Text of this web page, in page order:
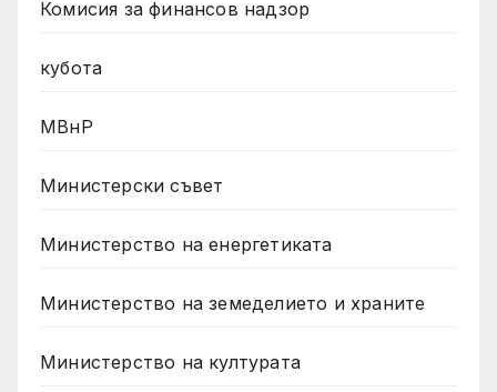
Комисия за финансов надзор
кубота
МВнР
Министерски съвет
Министерство на енергетиката
Министерство на земеделието и храните
Министерство на културата